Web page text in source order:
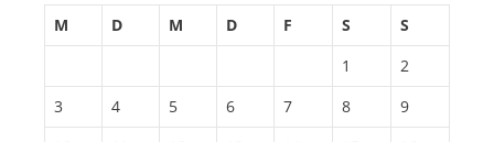
M
D M D F S
S
1
2
3
4 5 6 7 8
9